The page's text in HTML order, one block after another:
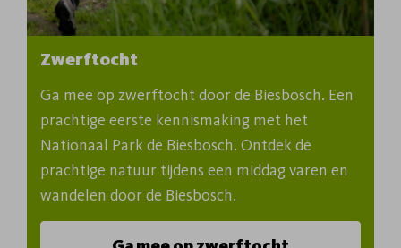
Zwerftocht
Ga mee op zwerftocht door de Biesbosch. Een
prachtige eerste kennismaking met het
Nationaal Park de Biesbosch. Ontdek de
prachtige natuur tijdens een middag varen en
wandelen door de Biesbosch.